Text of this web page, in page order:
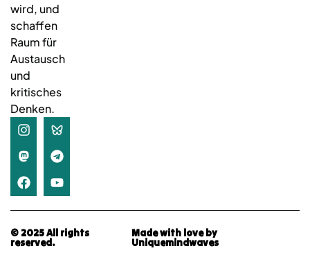
wird, und
schaffen
Raum für
Austausch
und
kritisches
Denken.
© 2025 All rights
reserved.
Made with love by
Uniquemindwaves